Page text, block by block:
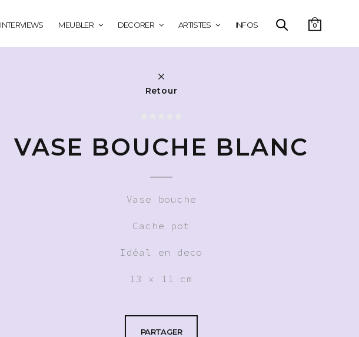
INTERVIEWS MEUBLER DECORER ARTISTES INFOS 0
Retour
VASE BOUCHE BLANC
Vase bouche
Cache pot
Idéal en deco
13 x 11 cm
PARTAGER